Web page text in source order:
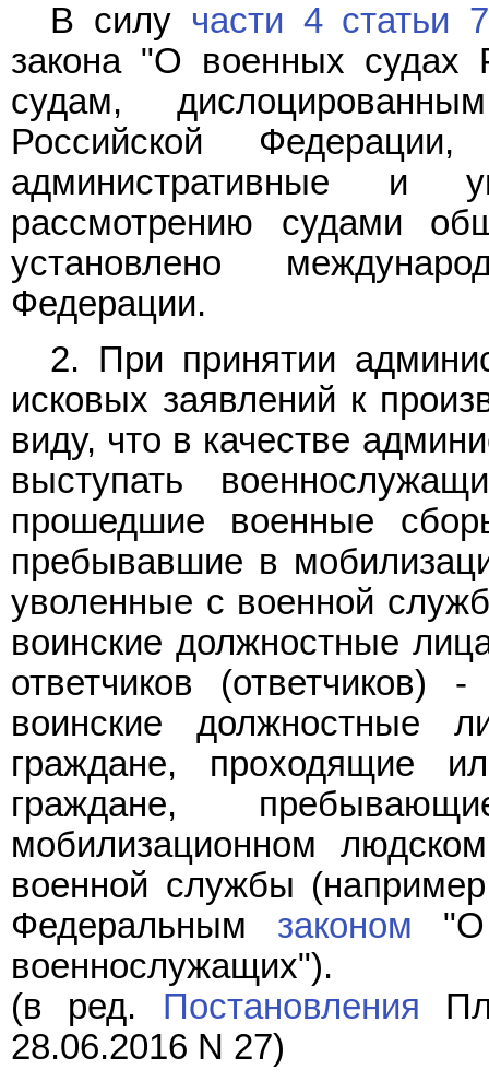
В силу части 4 статьи 7
закона "О военных судах
судам,
Российской
административные и
рассмотрению судами
установлено
Федерации.
2. При принятии
исковых заявлений к
виду, что в качестве
выступать
прошедшие военные
пребывавшие в
уволенные с военной
воинские должностные
ответчиков (ответчиков)
воинские должностные
граждане, проходящие
граждане,
мобилизационном
военной службы
Федеральным законом "О
военнослужащих").
(в ред. Постановления
28.06.2016 N 27)